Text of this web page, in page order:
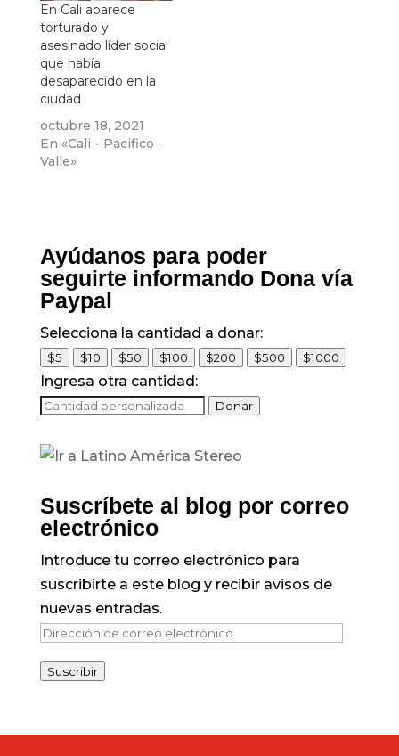
En Cali aparece
torturado y
asesinado líder social
que había
desaparecido en la
ciudad
octubre 18, 2021
En «Cali - Pacifico -
Valle»
Ayúdanos para poder
seguirte informando Dona vía
Paypal
Selecciona la cantidad a donar:
$5 $10 $50 $100 $200 $500 $1000
Ingresa otra cantidad:
Donar
Suscríbete al blog por correo
electrónico
Introduce tu correo electrónico para
suscribirte a este blog y recibir avisos de
nuevas entradas.
Dirección
correo
Suscribir